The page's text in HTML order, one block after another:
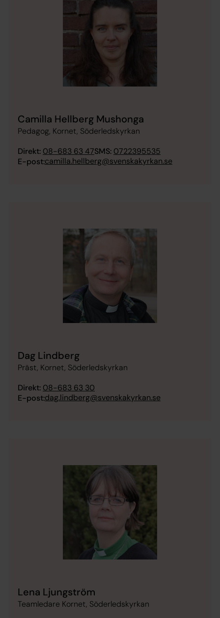
Camilla Hellberg Mushonga
Pedagog, Kornet, Söderledskyrkan
Direkt: 08-683 63 47SMS: 0722395535
E-post:camilla.hellberg@svenskakyrkan.se
Dag Lindberg
Präst, Kornet, Söderledskyrkan
Direkt: 08-683 63 30
E-post:dag.lindberg@svenskakyrkan.se
Lena Ljungström
Teamledare Kornet, Söderledskyrkan